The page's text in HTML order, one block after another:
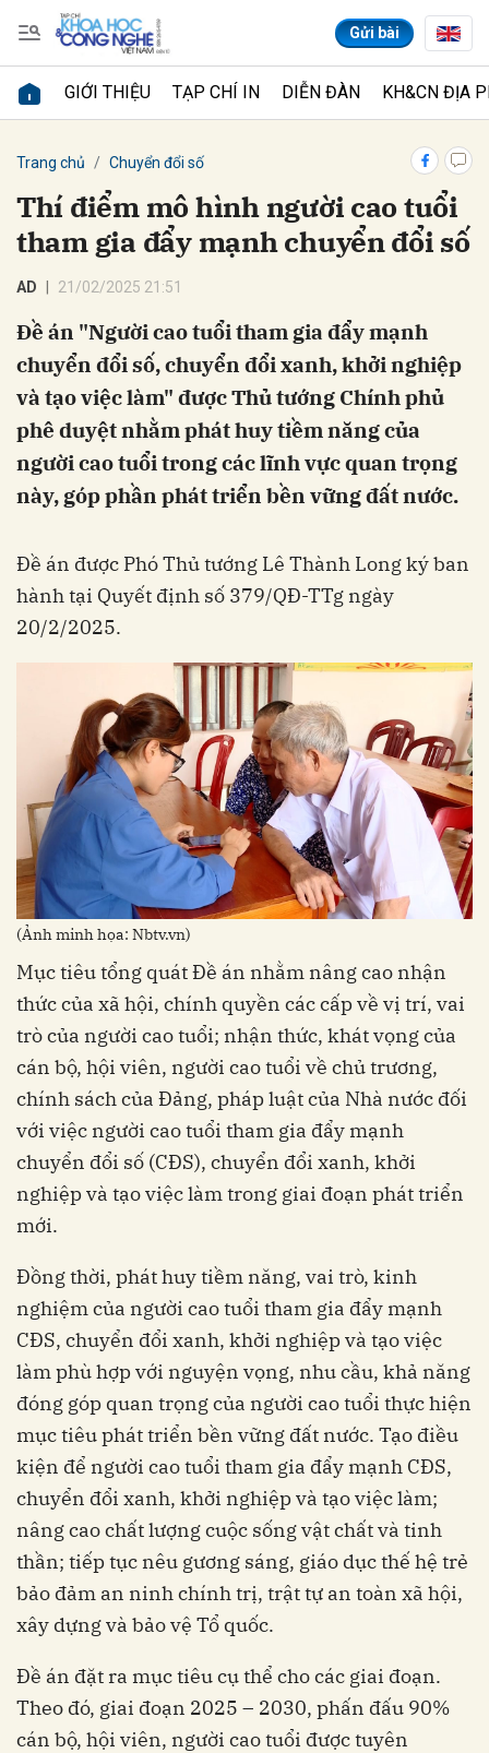
Gửi bài
GIỚI THIỆU TẠP CHÍ IN DIỄN ĐÀN KH&CN ĐỊA
Trang chủ Chuyển đổi số
Thí điểm mô hình người cao tuổi
tham gia đẩy mạnh chuyển đổi số
AD 21/02/2025 21:51
Đề án "Người cao tuổi tham gia đẩy mạnh
chuyển đổi số, chuyển đổi xanh, khởi nghiệp
và tạo việc làm" được Thủ tướng Chính phủ
phê duyệt nhằm phát huy tiềm năng của
người cao tuổi trong các lĩnh vực quan trọng
này, góp phần phát triển bền vững đất nước.
Đề án được Phó Thủ tướng Lê Thành Long ký ban
hành tại Quyết định số 379/QĐ-TTg ngày
20/2/2025.
(Ảnh minh họa: Nbtv.vn)
Mục tiêu tổng quát Đề án nhằm nâng cao nhận
thức của xã hội, chính quyền các cấp về vị trí, vai
trò của người cao tuổi; nhận thức, khát vọng của
cán bộ, hội viên, người cao tuổi về chủ trương,
chính sách của Đảng, pháp luật của Nhà nước đối
với việc người cao tuổi tham gia đẩy mạnh
chuyển đổi số (CĐS), chuyển đổi xanh, khởi
nghiệp và tạo việc làm trong giai đoạn phát triển
mới.
Đồng thời, phát huy tiềm năng, vai trò, kinh
nghiệm của người cao tuổi tham gia đẩy mạnh
CĐS, chuyển đổi xanh, khởi nghiệp và tạo việc
làm phù hợp với nguyện vọng, nhu cầu, khả năng
đóng góp quan trọng của người cao tuổi thực hiện
mục tiêu phát triển bền vững đất nước. Tạo điều
kiện để người cao tuổi tham gia đẩy mạnh CĐS,
chuyển đổi xanh, khởi nghiệp và tạo việc làm;
nâng cao chất lượng cuộc sống vật chất và tinh
thần; tiếp tục nêu gương sáng, giáo dục thế hệ trẻ
bảo đảm an ninh chính trị, trật tự an toàn xã hội,
xây dựng và bảo vệ Tổ quốc.
Đề án đặt ra mục tiêu cụ thể cho các giai đoạn.
Theo đó, giai đoạn 2025 – 2030, phấn đấu 90%
cán bộ, hội viên, người cao tuổi được tuyên
Gửi bình luận
Hủy Gửi